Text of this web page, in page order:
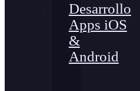
Desarrollo
Apps iOS
&
Android